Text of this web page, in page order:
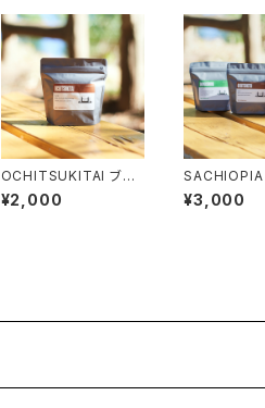
OCHITSUKITAI ブレ
ンド200g
¥2,000
SACHIOPIA
番ブレンド３
¥3,000